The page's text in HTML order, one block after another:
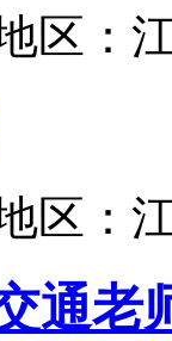
区：
区：
通老